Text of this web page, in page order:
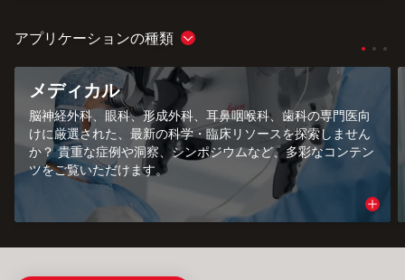
アプリケーションの種類 Show subnavigation
メディカル
脳神経外科、眼科、形成外科、耳鼻咽喉科、歯科の専門医向
けに厳選された、最新の科学・臨床リソースを探索しません
か？ 貴重な症例や洞察、シンポジウムなど、多彩なコンテン
ツをご覧いただけます。